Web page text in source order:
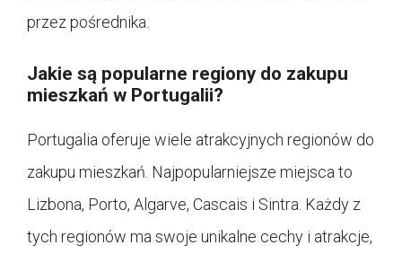
przez pośrednika.
Jakie są popularne regiony do zakupu
mieszkań w Portugalii?
Portugalia oferuje wiele atrakcyjnych regionów do
zakupu mieszkań. Najpopularniejsze miejsca to
Lizbona, Porto, Algarve, Cascais i Sintra. Każdy z
tych regionów ma swoje unikalne cechy i atrakcje,